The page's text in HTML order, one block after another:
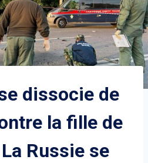
dissocie de
la fille de
Russie se